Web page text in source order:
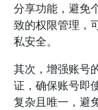
分享功能，避免
致的权限管理，
私安全。
其次，增强账号
证，确保账号即
复杂且唯一，避